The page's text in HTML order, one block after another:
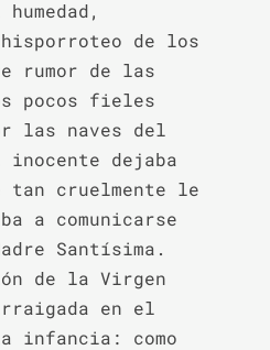
de los
rumor de las
pocos fieles
las naves del
inocente dejaba
tan cruelmente le
a comunicarse
Santísima.
de la Virgen
en el
infancia: como